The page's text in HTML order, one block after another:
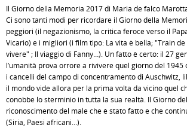
Il Giorno della Memoria 2017 di Maria de falco
Ci sono tanti modi per ricordare il Giorno della
peggiori (il negazionismo, la critica feroce verso il
Vicario) e i migliori (i film tipo: La vita è bella; "Train
vivere" ; Il viaggio di Fanny…). Un fatto è certo: il 27
l’umanità prova orrore a rivivere quel giorno del
i cancelli del campo di concentramento di Auschwitz,
il mondo vide allora per la prima volta da vicino quel
conobbe lo sterminio in tutta la sua realtà. Il Giorno
riconoscimento del male che è stato fatto e che
(Siria, Paesi africani…).